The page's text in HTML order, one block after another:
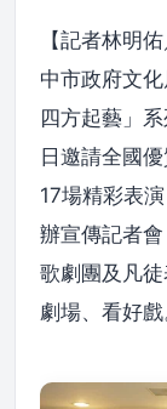
【記者林明
中市政府文
四方起藝」
日邀請全國
17場精彩表
辦宣傳記者
歌劇團及凡
劇場、看好戲